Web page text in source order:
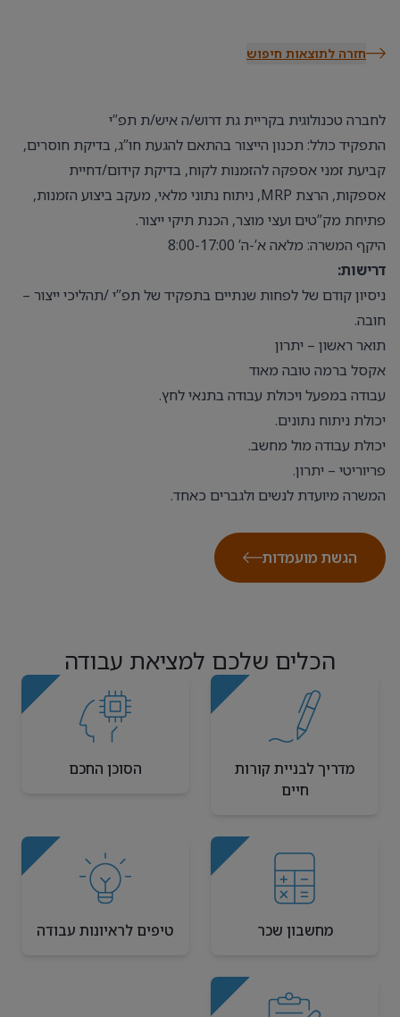
חזרה לתוצאות חיפוש
לחברה טכנולוגית בקריית גת דרוש/ה איש/ת תפ”י
התפקיד כולל: תכנון הייצור בהתאם להגעת חו”ג, בדיקת חוסרים,
קביעת זמני אספקה להזמנות לקוח, בדיקת קידום/דחיית
אספקות, הרצת MRP, ניתוח נתוני מלאי, מעקב ביצוע הזמנות,
פתיחת מק”טים ועצי מוצר, הכנת תיקי ייצור.
היקף המשרה: מלאה א’-ה’ 8:00-17:00
דרישות:
ניסיון קודם של לפחות שנתיים בתפקיד של תפ”י /תהליכי ייצור –
חובה.
תואר ראשון – יתרון
אקסל ברמה טובה מאוד
עבודה במפעל ויכולת עבודה בתנאי לחץ.
יכולת ניתוח נתונים.
יכולת עבודה מול מחשב.
פריוריטי – יתרון.
המשרה מיועדת לנשים ולגברים כאחד.
הגשת מועמדות
הכלים שלכם למציאת עבודה
מדריך לבניית קורות
חיים
הסוכן החכם
מחשבון שכר טיפים לראיונות עבודה